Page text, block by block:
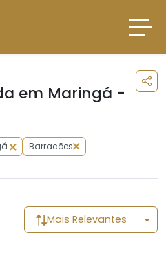
em Maringá -
Barracões
Mais Relevantes